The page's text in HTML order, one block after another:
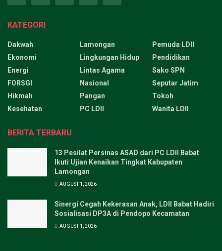
KATEGORI
Dakwah
Ekonomi
Energi
FORSGI
Hikmah
Kesehatan
Lamongan
Lingkungan Hidup
Lintas Agama
Nasional
Pangan
PC LDII
Pemuda LDII
Pendidikan
Sako SPN
Seputar Jatim
Tokoh
Wanita LDII
BERITA TERBARU
13 Pesilat Persinas ASAD dari PC LDII Babat
Ikuti Ujian Kenaikan Tingkat Kabupaten
Lamongan
AUGUST 1, 2026
Sinergi Cegah Kekerasan Anak, LDII Babat Hadiri
Sosialisasi DP3A di Pendopo Kecamatan
AUGUST 1, 2026